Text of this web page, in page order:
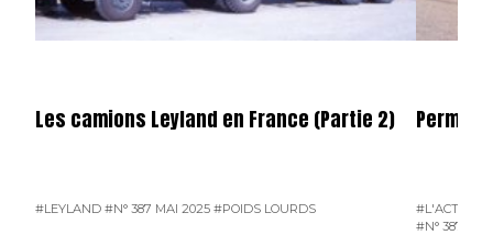
Les camions Leyland en France (Partie 2)
#LEYLAND #N° 387 MAI 2025 #POIDS LOURDS
Permier
#N° 387 MAI